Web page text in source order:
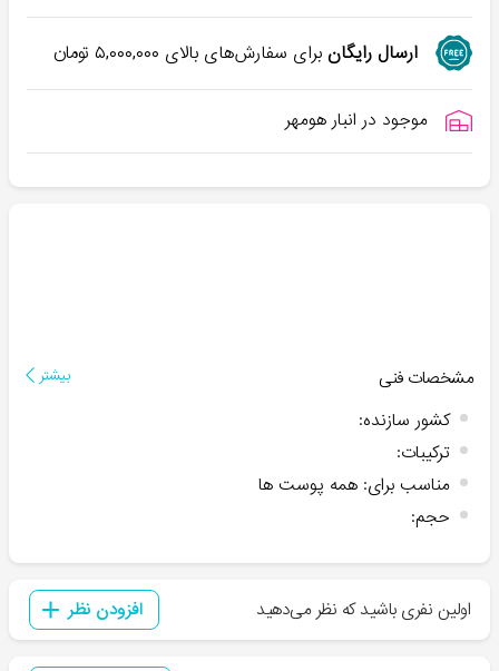
ارسال رایگانبرای سفارش‌های بالای ۵,۰۰۰,۰۰۰تومان
موجود در انبار هومهر
مشخصات فنی بیشتر
کشور سازنده:
ترکیبات:
مناسب برای: همه پوست ها
حجم:
اولین نفری باشید که نظر می‌دهید افزودن نظر